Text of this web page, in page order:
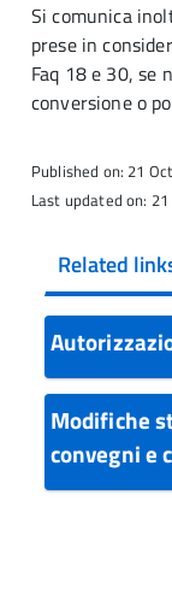
Si comunica
prese in
Faq 18 e 30, se
conversione o
Published on: 21
Last updated on: 21
Related
Modifiche
convegni e